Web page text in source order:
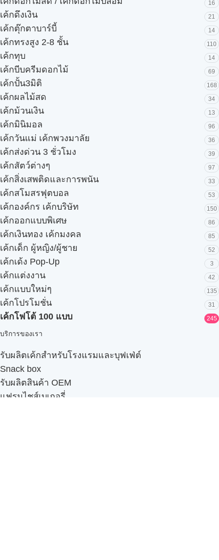
16
เค้กดึงเงิน 21
เค้กตุ๊กตาบาร์บี้ 14
เค้กทรงสูง 2-8 ชั้น 110
เค้กทุบ 14
เค้กบีบครีมดอกไม้ 69
เค้กปั้น3มิติ 168
เค้กผลไม้สด 34
เค้กม้วนเงิน 13
เค้กมินิมอล 96
เค้กวันแม่ เค้กพวงมาลัย 36
เค้กส่งด่วน 3 ชั่วโมง 39
เค้กสัตว์ต่างๆ 97
เค้กสิ่งเสพติดและการพนัน 33
เค้กสโมสรฟุตบอล 53
เค้กองค์กร เค้กบริษัท 150
เค้กออกแบบพิเศษ 86
เค้กเงินทอง เค้กมงคล 85
เค้กเด็ก ผู้หญิง/ผู้ชาย 52
เค้กเด้ง Pop-Up 3
เค้กแต่งงาน 42
เค้กแบบใหม่ๆ 135
เค้กโปรโมชั่น 31
เค้กโฟโต้ 100 แบบ 245
บริการของเรา
รับผลิตเค้กสำหรับโรงแรมและบุฟเฟ่ต์
Snack box
รับผลิตสินค้า OEM
แฟรนไชส์เบเกอรี่